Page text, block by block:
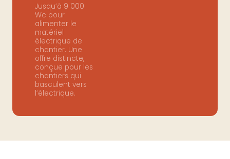
Jusqu’à 9 000
Wc pour
alimenter le
matériel
électrique de
chantier. Une
offre distincte,
conçue pour les
chantiers qui
basculent vers
l’électrique.